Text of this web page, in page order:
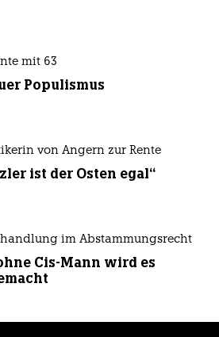
mit 63
Populismus
von Angern zur Rente
ist der Osten egal“
im Abstammungsrecht
Cis-Mann wird es